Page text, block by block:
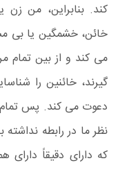
کند. بنابراین، من
خائن، خشمگین یا بی
می کند و از بین تمام
گیرند، خائنین را
دعوت می کند. پس
نظر ما در رابطه
که دارای دقیقاً